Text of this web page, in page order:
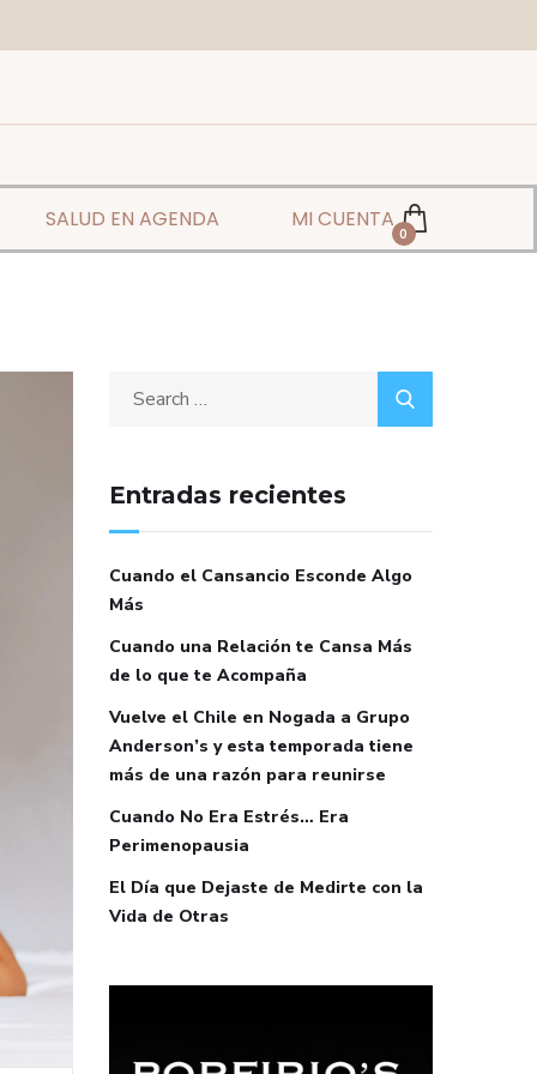
SALUD EN AGENDA MI CUENTA
0
Entradas recientes
Cuando el Cansancio Esconde Algo
Más
Cuando una Relación te Cansa Más
de lo que te Acompaña
Vuelve el Chile en Nogada a Grupo
Anderson’s y esta temporada tiene
más de una razón para reunirse
Cuando No Era Estrés… Era
Perimenopausia
El Día que Dejaste de Medirte con la
Vida de Otras